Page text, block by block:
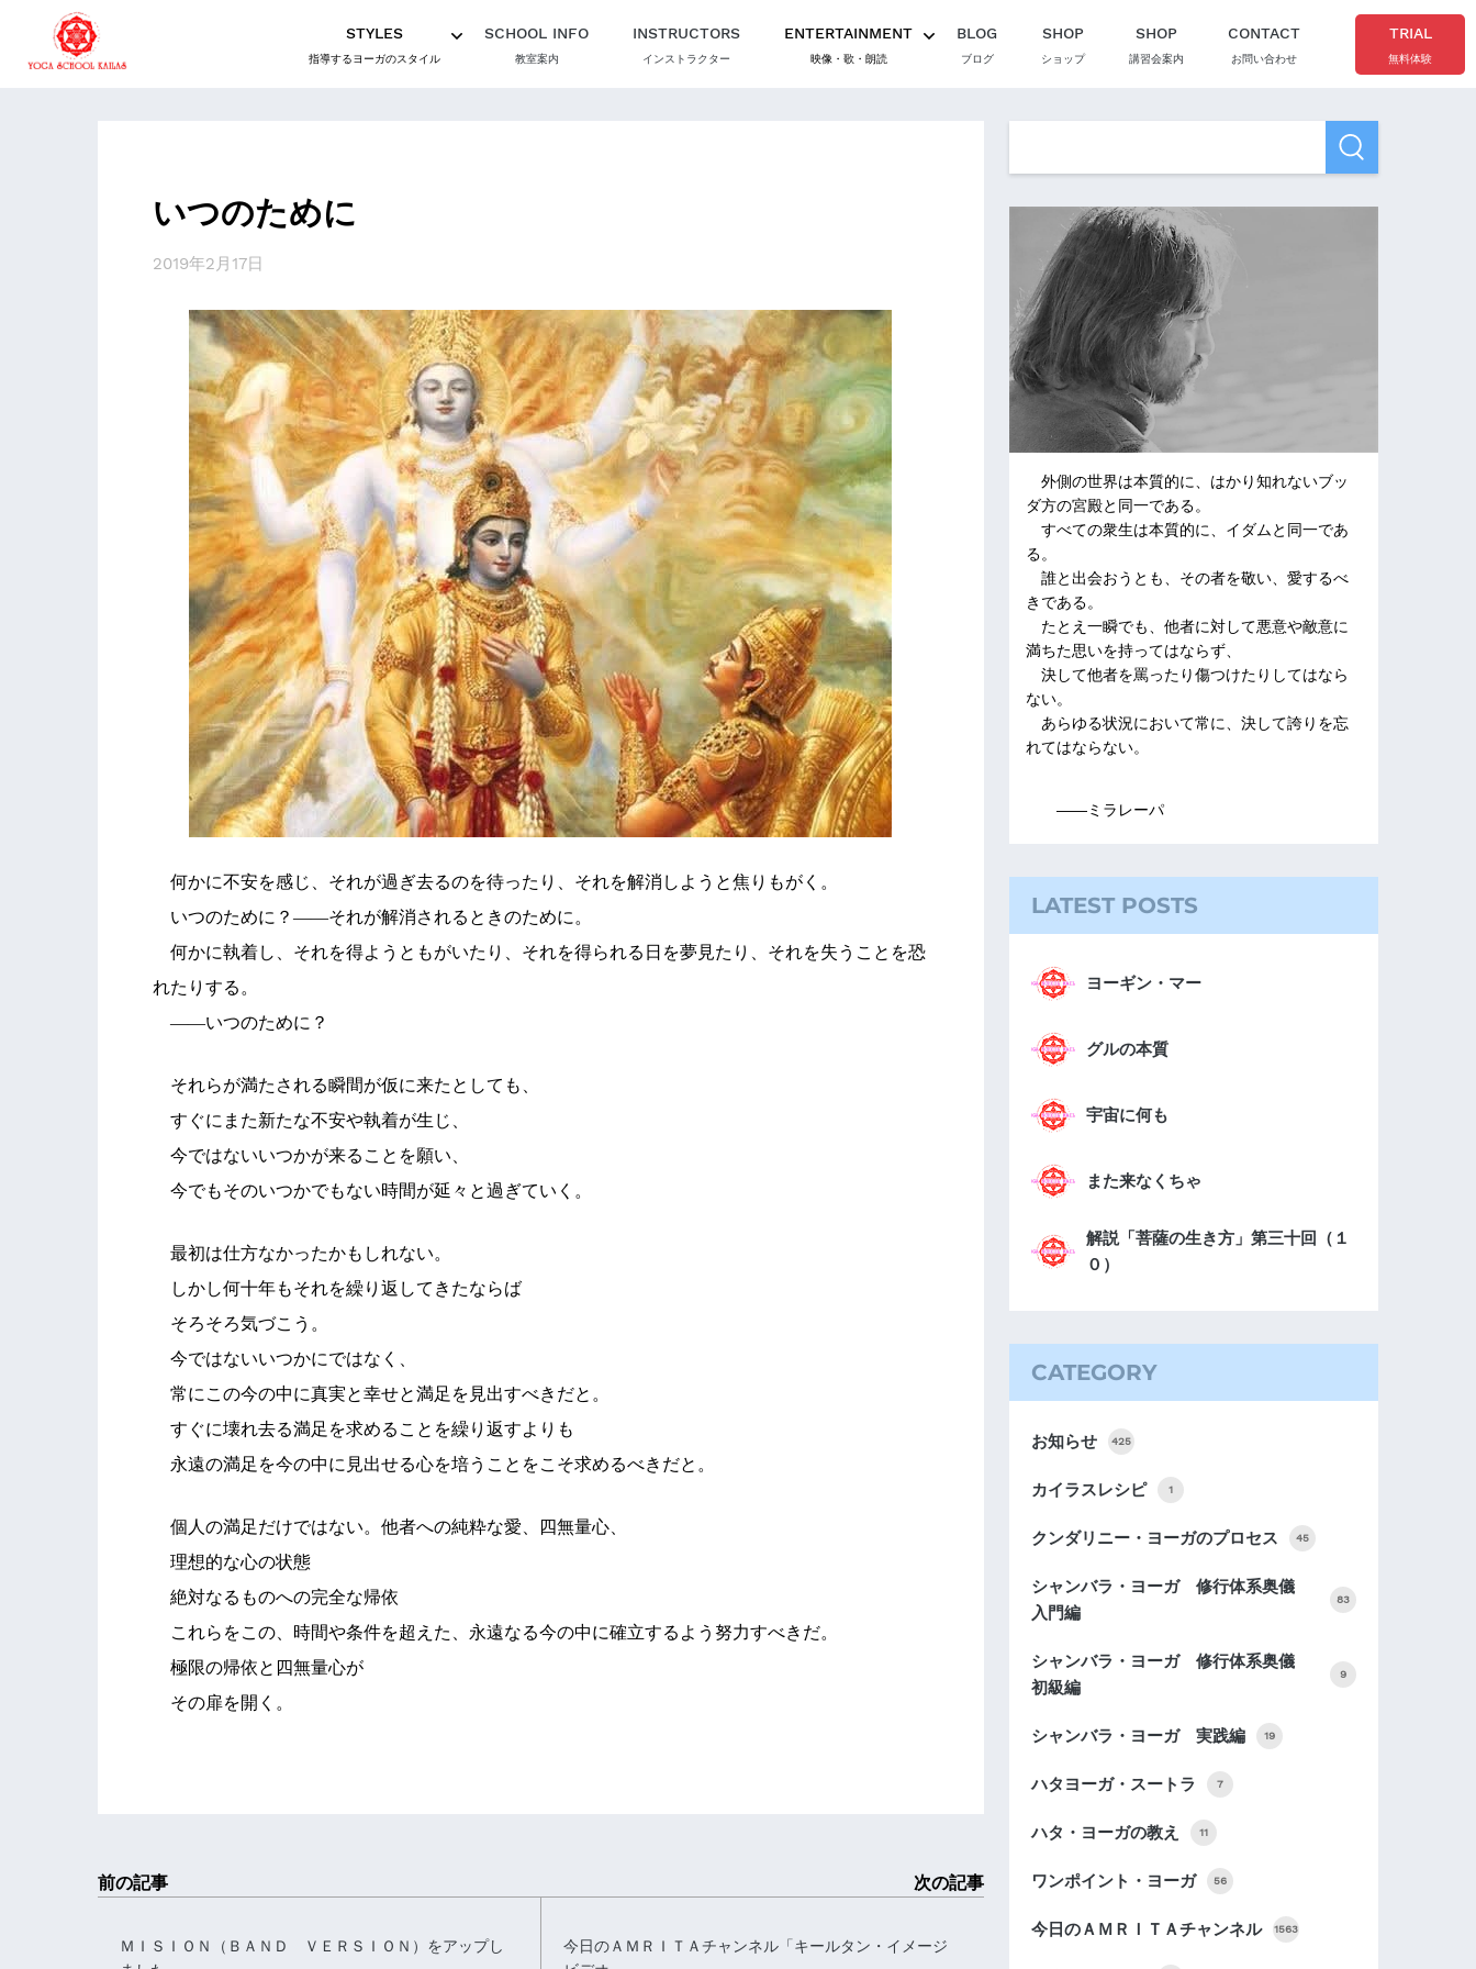
STYLES
指導するヨーガのスタイル
SCHOOL INFO
教室案内
INSTRUCTORS
インストラクター
ENTERTAINMENT
映像・歌・朗読
BLOG
ブログ
SHOP
ショップ
SHOP
講習会案内
CONTACT
お問い合わせ
TRIAL
無料体験
いつのために
2019年2月17日
何かに不安を感じ、それが過ぎ去るのを待ったり、それを解消しようと焦りもがく。
いつのために？――それが解消されるときのために。
何かに執着し、それを得ようともがいたり、それを得られる日を夢見たり、それを失うことを恐
れたりする。
――いつのために？
それらが満たされる瞬間が仮に来たとしても、
すぐにまた新たな不安や執着が生じ、
今ではないいつかが来ることを願い、
今でもそのいつかでもない時間が延々と過ぎていく。
最初は仕方なかったかもしれない。
しかし何十年もそれを繰り返してきたならば
そろそろ気づこう。
今ではないいつかにではなく、
常にこの今の中に真実と幸せと満足を見出すべきだと。
すぐに壊れ去る満足を求めることを繰り返すよりも
永遠の満足を今の中に見出せる心を培うことをこそ求めるべきだと。
個人の満足だけではない。他者への純粋な愛、四無量心、
理想的な心の状態
絶対なるものへの完全な帰依
これらをこの、時間や条件を超えた、永遠なる今の中に確立するよう努力すべきだ。
極限の帰依と四無量心が
その扉を開く。
前の記事
ＭＩＳＩＯＮ（ＢＡＮＤ ＶＥＲＳＩＯＮ）をアップし
次の記事
今日のＡＭＲＩＴＡチャンネル「キールタン・イメージ
外側の世界は本質的に、はかり知れないブッ
ダ方の宮殿と同一である。
すべての衆生は本質的に、イダムと同一であ
る。
誰と出会おうとも、その者を敬い、愛するべ
きである。
たとえ一瞬でも、他者に対して悪意や敵意に
満ちた思いを持ってはならず、
決して他者を罵ったり傷つけたりしてはなら
ない。
あらゆる状況において常に、決して誇りを忘
れてはならない。
――ミラレーパ
LATEST POSTS
ヨーギン・マー
グルの本質
宇宙に何も
また来なくちゃ
解説「菩薩の生き方」第三十回（１
０）
CATEGORY
お知らせ 425
カイラスレシピ 1
クンダリニー・ヨーガのプロセス 45
シャンバラ・ヨーガ 修行体系奥儀
入門編
83
シャンバラ・ヨーガ 修行体系奥儀
初級編
9
シャンバラ・ヨーガ 実践編 19
ハタヨーガ・スートラ 7
ハタ・ヨーガの教え 11
ワンポイント・ヨーガ 56
今日のＡＭＲＩＴＡチャンネル 1563